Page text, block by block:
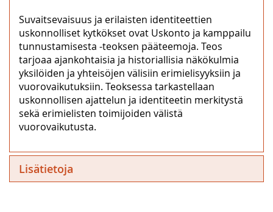
Suvaitsevaisuus ja erilaisten identiteettien
uskonnolliset kytkökset ovat Uskonto ja kamppailu
tunnustamisesta -teoksen pääteemoja. Teos
tarjoaa ajankohtaisia ja historiallisia näkökulmia
yksilöiden ja yhteisöjen välisiin erimielisyyksiin ja
vuorovaikutuksiin. Teoksessa tarkastellaan
uskonnollisen ajattelun ja identiteetin merkitystä
sekä erimielisten toimijoiden välistä
vuorovaikutusta.
Lisätietoja